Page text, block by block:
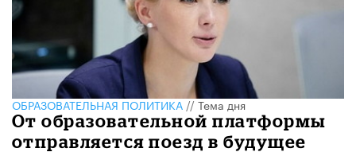
ОБРАЗОВАТЕЛЬНАЯ ПОЛИТИКА//Тема дня
От образовательной платформы
отправляется поезд в будущее